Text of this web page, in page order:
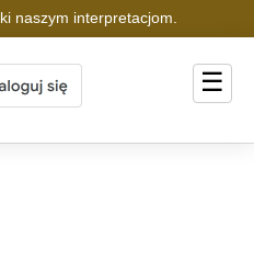
naszym interpretacjom.
☰